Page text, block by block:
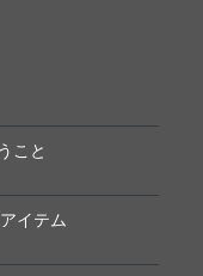
こと
イテム